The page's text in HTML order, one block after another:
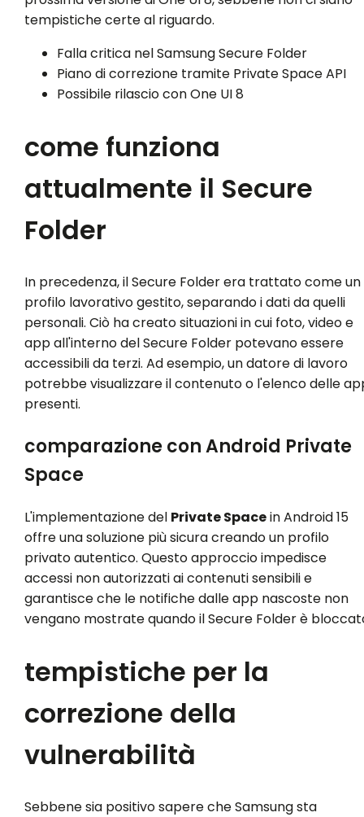
tempistiche certe al riguardo.
Falla critica nel Samsung Secure Folder
Piano di correzione tramite Private Space API
Possibile rilascio con One UI 8
come funziona
attualmente il Secure
Folder
In precedenza, il Secure Folder era trattato come un
profilo lavorativo gestito, separando i dati da quelli
personali. Ciò ha creato situazioni in cui foto, video e
app all'interno del Secure Folder potevano essere
accessibili da terzi. Ad esempio, un datore di lavoro
potrebbe visualizzare il contenuto o l'elenco delle
presenti.
comparazione con Android Private
Space
L'implementazione del Private Spacein Android 15
offre una soluzione più sicura creando un profilo
privato autentico. Questo approccio impedisce
accessi non autorizzati ai contenuti sensibili e
garantisce che le notifiche dalle app nascoste non
vengano mostrate quando il Secure Folder è
tempistiche per la
correzione della
vulnerabilità
Sebbene sia positivo sapere che Samsung sta